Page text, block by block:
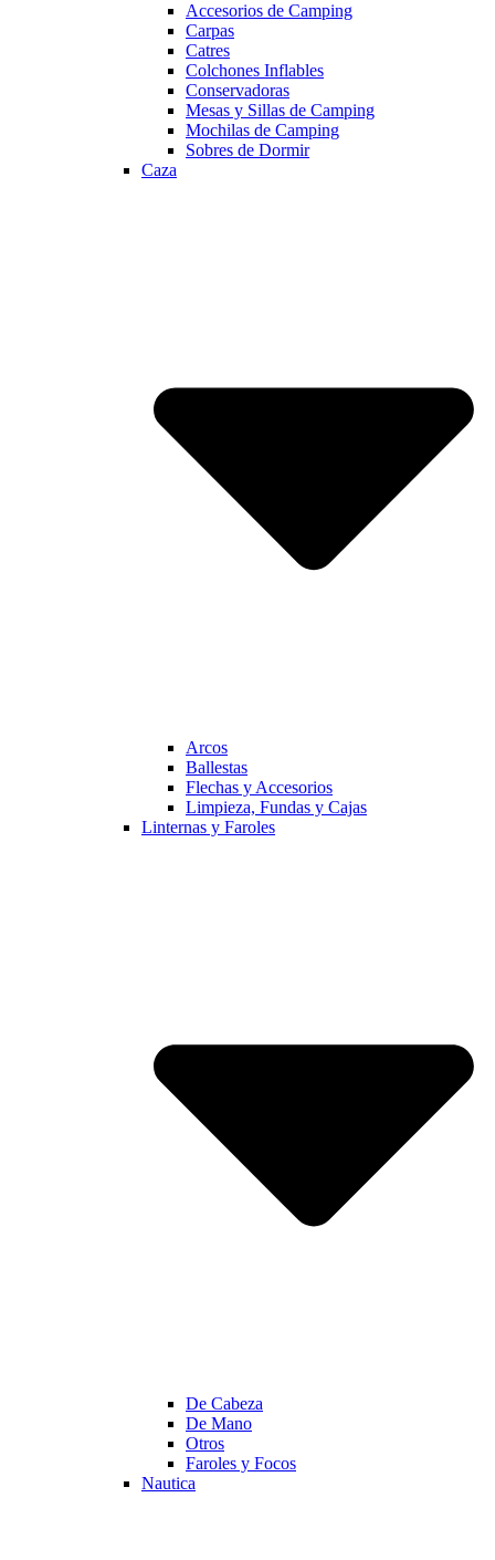
Accesorios de Camping
Carpas
Catres
Colchones Inflables
Conservadoras
Mesas y Sillas de Camping
Mochilas de Camping
Sobres de Dormir
Caza
Arcos
Ballestas
Flechas y Accesorios
Limpieza, Fundas y Cajas
Linternas y Faroles
De Cabeza
De Mano
Otros
Faroles y Focos
Nautica